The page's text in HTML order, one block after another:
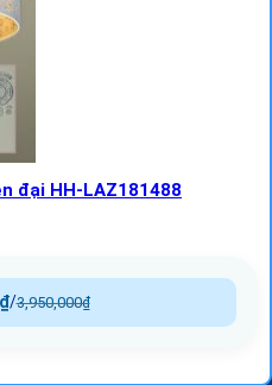
đại HH-LAZ181488
3,950,000₫
/